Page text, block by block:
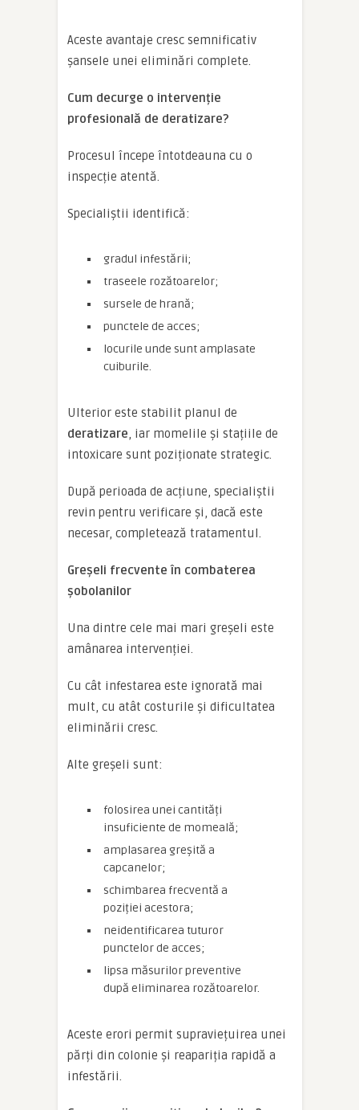
Aceste avantaje cresc semnificativ
șansele unei eliminări complete.
Cum decurge o intervenție
profesională de deratizare?
Procesul începe întotdeauna cu o
inspecție atentă.
Specialiștii identifică:
gradul infestării;
traseele rozătoarelor;
sursele de hrană;
punctele de acces;
locurile unde sunt amplasate
cuiburile.
Ulterior este stabilit planul de
deratizare, iar momelile și stațiile de
intoxicare sunt poziționate strategic.
După perioada de acțiune, specialiștii
revin pentru verificare și, dacă este
necesar, completează tratamentul.
Greșeli frecvente în combaterea
șobolanilor
Una dintre cele mai mari greșeli este
amânarea intervenției.
Cu cât infestarea este ignorată mai
mult, cu atât costurile și dificultatea
eliminării cresc.
Alte greșeli sunt:
folosirea unei cantități
insuficiente de momeală;
amplasarea greșită a
capcanelor;
schimbarea frecventă a
poziției acestora;
neidentificarea tuturor
punctelor de acces;
lipsa măsurilor preventive
după eliminarea rozătoarelor.
Aceste erori permit supraviețuirea unei
părți din colonie și reapariția rapidă a
infestării.